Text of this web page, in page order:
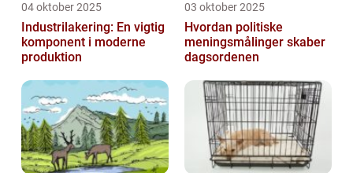
04 oktober 2025
Industrilakering: En vigtig
komponent i moderne
produktion
03 oktober 2025
Hvordan politiske
meningsmålinger skaber
dagsordenen